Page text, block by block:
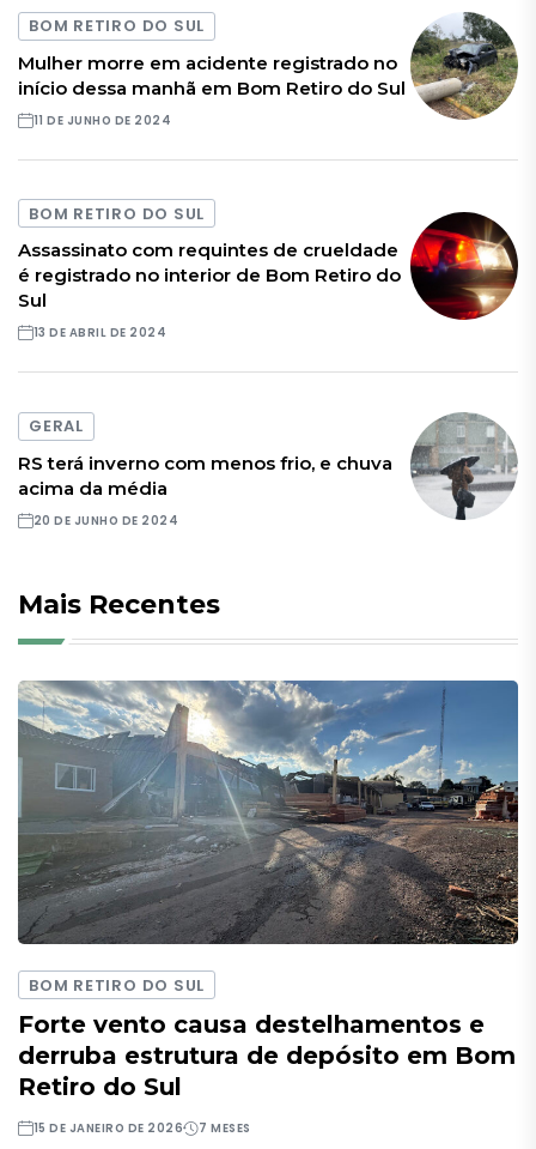
BOM RETIRO DO SUL
Mulher morre em acidente registrado no
início dessa manhã em Bom Retiro do Sul
11 DE JUNHO DE 2024
BOM RETIRO DO SUL
Assassinato com requintes de crueldade
é registrado no interior de Bom Retiro do
Sul
13 DE ABRIL DE 2024
GERAL
RS terá inverno com menos frio, e chuva
acima da média
20 DE JUNHO DE 2024
Mais Recentes
BOM RETIRO DO SUL
Forte vento causa destelhamentos e
derruba estrutura de depósito em Bom
Retiro do Sul
15 DE JANEIRO DE 2026 7 MESES